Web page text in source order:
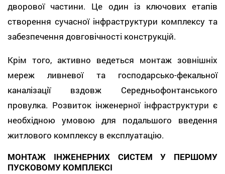
дворової частини. Це один із ключових етапів
створення сучасної інфраструктури комплексу та
забезпечення довговічності конструкцій.
Крім того, активно ведеться монтаж зовнішніх
мереж ливневої та господарсько-фекальної
каналізації вздовж Середньофонтанського
провулка. Розвиток інженерної інфраструктури є
необхідною умовою для подальшого введення
житлового комплексу в експлуатацію.
МОНТАЖ ІНЖЕНЕРНИХ СИСТЕМ У ПЕРШОМУ
ПУСКОВОМУ КОМПЛЕКСІ